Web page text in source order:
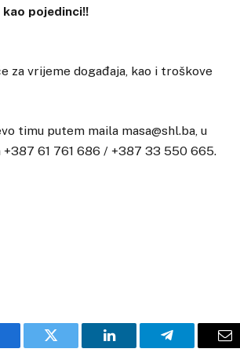
pojedinci!!
za vrijeme događaja, kao i troškove
timu putem maila masa@shl.ba, u
+387 61 761 686 / +387 33 550 665.
Twitter LinkedIn Telegram